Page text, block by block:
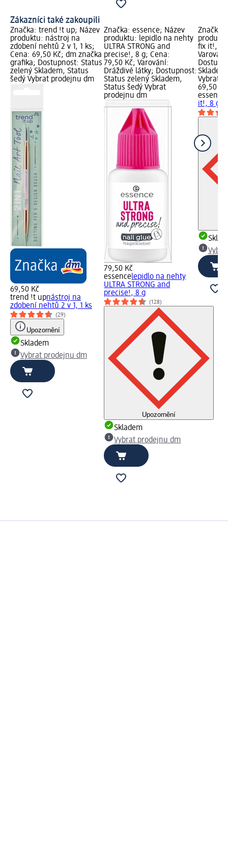
Zákazníci také zakoupili
Značka: trend !t up; Název
produktu: nástroj na
zdobení nehtů 2 v 1, 1 ks;
Cena: 69,50 Kč; dm značka
grafika; Dostupnost: Status
zelený Skladem, Status
šedý Vybrat prodejnu dm
69,50 Kč
trend !t upnástroj na
zdobení nehtů 2 v 1, 1 ks
(29)
Upozornění
Skladem
Vybrat prodejnu dm
Značka: essence; Název
produktu: lepidlo na nehty
ULTRA STRONG and
precise!, 8 g; Cena:
79,50 Kč; Varování:
Dráždivé látky; Dostupnost:
Status zelený Skladem,
Status šedý Vybrat
prodejnu dm
79,50 Kč
essencelepidlo na nehty
ULTRA STRONG and
precise!, 8 g
(128)
Upozornění
Skladem
Vybrat prodejnu dm
Značka:
fix it!, 8
Vybrat
69,50 Kč
essence
it!, 8 g